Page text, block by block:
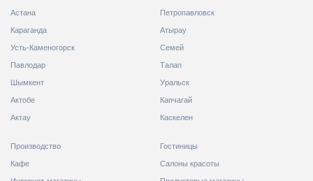
Астана
Караганда
Усть-Каменогорск
Павлодар
Шымкент
Актобе
Актау
Петропавловск
Атырау
Семей
Талап
Уральск
Капчагай
Каскелен
Производство
Кафе
Гостиницы
Салоны красоты